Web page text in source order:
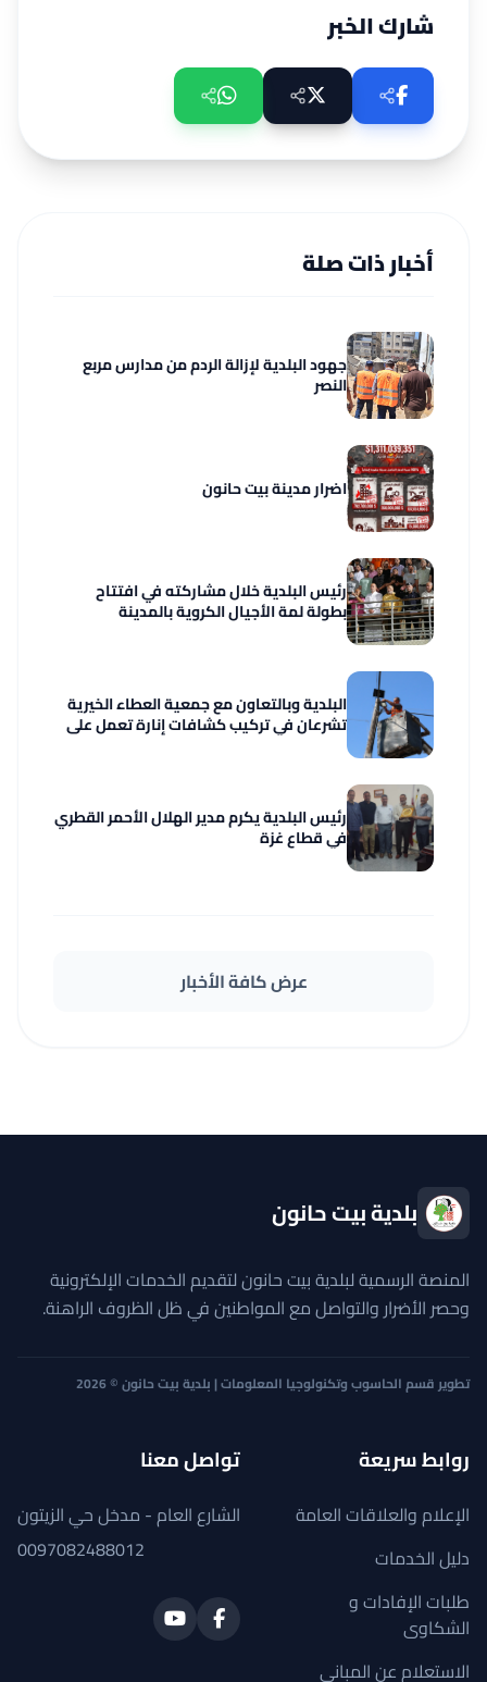
شارك الخبر
أخبار ذات صلة
جهود البلدية لإزالة الردم من مدارس مربع
النصر
اضرار مدينة بيت حانون
رئيس البلدية خلال مشاركته في افتتاح
بطولة لمة الأجيال الكروية بالمدينة
البلدية وبالتعاون مع جمعية العطاء الخيرية
تشرعان في تركيب كشافات إنارة تعمل على
اللوحات الشمسية
رئيس البلدية يكرم مدير الهلال الأحمر القطري
في قطاع غزة
عرض كافة الأخبار
بلدية بيت حانون
المنصة الرسمية لبلدية بيت حانون لتقديم الخدمات الإلكترونية
وحصر الأضرار والتواصل مع المواطنين في ظل الظروف الراهنة.
تطوير قسم الحاسوب وتكنولوجيا المعلومات | بلدية بيت حانون © 2026
روابط سريعة
الإعلام والعلاقات العامة
دليل الخدمات
طلبات الإفادات و
الشكاوى
الاستعلام عن المباني
تواصل معنا
الشارع العام - مدخل حي الزيتون
0097082488012